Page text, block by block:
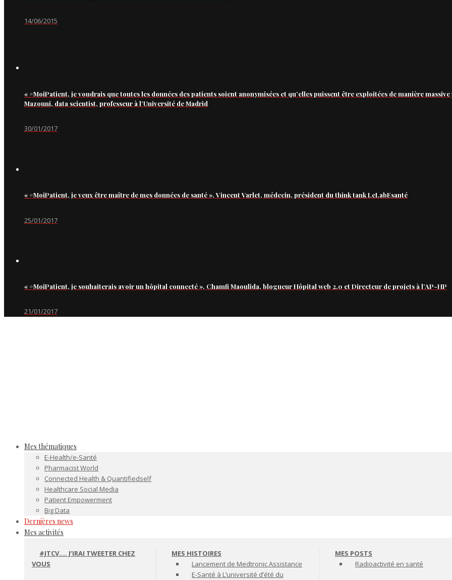
14/06/2015
« #MoiPatient, je voudrais que toutes les données des patients soient anonymisées et qu’elles puissent être exploitées de manière
Mazouni, data scientist, professeur à l’Université de Madrid
30/01/2017
« #MoiPatient, je veux être maître de mes données de santé », Vincent Varlet, médecin, président du think tank LeLabEsanté
25/01/2017
« #MoiPatient, je souhaiterais avoir un hôpital connecté », Chamfi Maoulida, blogueur Hôpital web 2.0 et Directeur de projets à l’AP-HP
21/01/2017
Mes thématiques
E-Health/e-Santé
Pharmacist World
Connected Health & Quantifiedself
Healthcare Social Media
Patient Empowerment
Big Data
Dernières news
Mes activités
#JTCV…. J’IRAI TWEETER CHEZ
VOUS
MES HISTOIRES
Lancement de Medtronic Assistance
E-Santé à L’université d’été du
MES POSTS
Radioactivité en santé